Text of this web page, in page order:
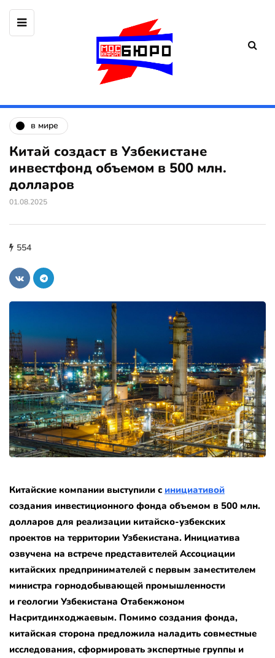
в мире
Китай создаст в Узбекистане
инвестфонд объемом в 500 млн.
долларов
01.08.2025
554
Китайские компании выступили с инициативой
создания инвестиционного фонда объемом в 500 млн.
долларов для реализации китайско-узбекских
проектов на территории Узбекистана. Инициатива
озвучена на встрече представителей Ассоциации
китайских предпринимателей с первым заместителем
министра горнодобывающей промышленности
и геологии Узбекистана Отабекжоном
Насритдинходжаевым. Помимо создания фонда,
китайская сторона предложила наладить совместные
исследования, сформировать экспертные группы и